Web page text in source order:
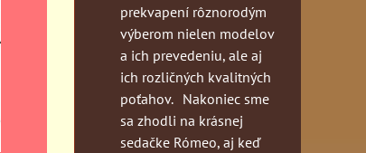
prekvapení rôznorodým
výberom nielen modelov
a ich prevedeniu, ale aj
ich rozličných kvalitných
poťahov. Nakoniec sme
sa zhodli na krásnej
sedačke Rómeo, aj keď